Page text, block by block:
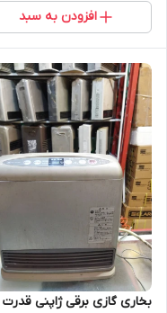
افزودن به سبد
بخاری گازی برقی ژاپنی قدرت